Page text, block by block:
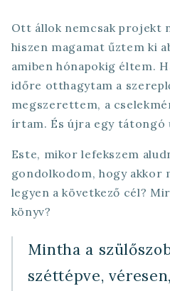
Ott állok nemcsak projekt
hiszen magamat űztem ki
amiben hónapokig éltem.
időre otthagytam a
megszerettem, a
írtam. És újra egy tátongó
Este, mikor lefekszem
gondolkodom, hogy akkor
legyen a következő cél?
könyv?
Mintha a
széttépve,